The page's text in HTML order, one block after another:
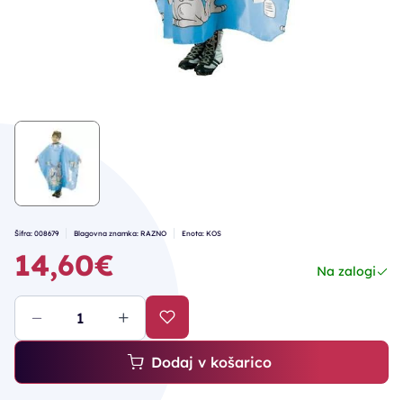
Šifra: 008679 Blagovna znamka: RAZNO Enota: KOS
14,60€ Na zalogi
Dodaj v košarico